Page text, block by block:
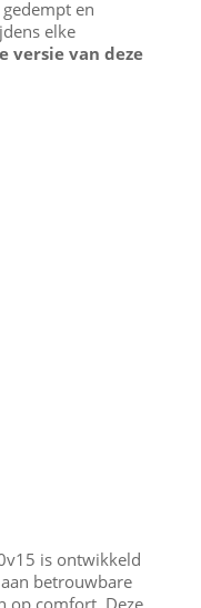
en
elke
versie van deze
is ontwikkeld
betrouwbare